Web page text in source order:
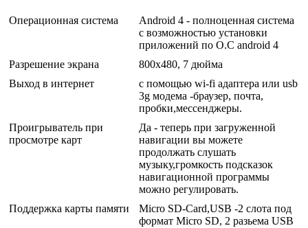
Операционная система
Android 4 - полноценная система
с возможностью установки
приложений по О.С android 4
Разрешение экрана
800x480, 7 дюйма
Выход в интернет
с помощью wi-fi адаптера или usb
3g модема -браузер, почта,
пробки,мессенджеры.
Проигрыватель при
просмотре карт
Да - теперь при загруженной
навигации вы можете
продолжать слушать
музыку,громкость подсказок
навигационной программы
можно регулировать.
Поддержка карты памяти
Micro SD-Card,USB -2 слота под
формат Micro SD, 2 разьема USB